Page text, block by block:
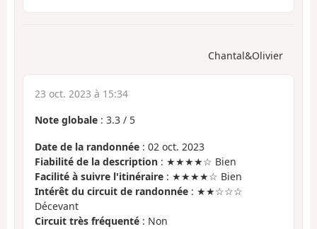
Chantal&Olivier
23 oct. 2023 à 15:34
Note globale : 3.3 / 5
Date de la randonnée : 02 oct. 2023
Fiabilité de la description : ★★★★☆ Bien
Facilité à suivre l'itinéraire : ★★★★☆ Bien
Intérêt du circuit de randonnée : ★★☆☆☆
Décevant
Circuit très fréquenté : Non